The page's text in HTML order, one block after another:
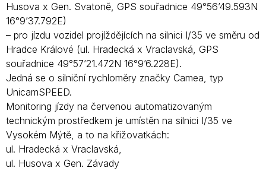
Husova x Gen. Svatoně, GPS souřadnice 49°56’49.593N
16°9’37.792E)
– pro jízdu vozidel projíždějících na silnici I/35 ve směru od
Hradce Králové (ul. Hradecká x Vraclavská, GPS
souřadnice 49°57’21.472N 16°9’6.228E).
Jedná se o silniční rychloměry značky Camea, typ
UnicamSPEED.
Monitoring jízdy na červenou automatizovaným
technickým prostředkem je umístěn na silnici I/35 ve
Vysokém Mýtě, a to na křižovatkách:
ul. Hradecká x Vraclavská,
ul. Husova x Gen. Závady